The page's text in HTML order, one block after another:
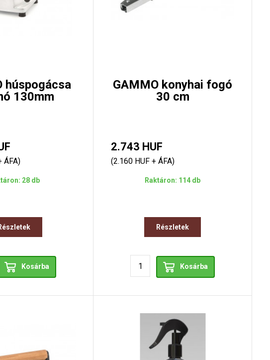
húspogácsa
130mm
ÁFA)
28 db
Kosárba
GAMMO konyhai fogó
30 cm
2.743 HUF
(2.160 HUF + ÁFA)
Raktáron: 114 db
Részletek
Kosárba